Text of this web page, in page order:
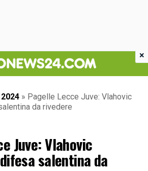
2024 » Pagelle Lecce Juve: Vlahovic
da rivedere
Juve: Vlahovic
salentina da
×